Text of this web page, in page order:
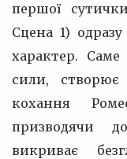
першої
Сцена 1)
характер.
сили, створює
кохання
призводячи
викриває